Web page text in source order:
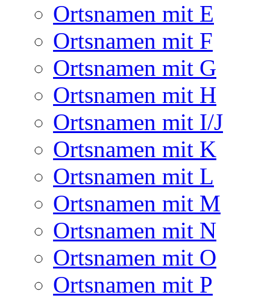
Ortsnamen mit E
Ortsnamen mit F
Ortsnamen mit G
Ortsnamen mit H
Ortsnamen mit I/J
Ortsnamen mit K
Ortsnamen mit L
Ortsnamen mit M
Ortsnamen mit N
Ortsnamen mit O
Ortsnamen mit P